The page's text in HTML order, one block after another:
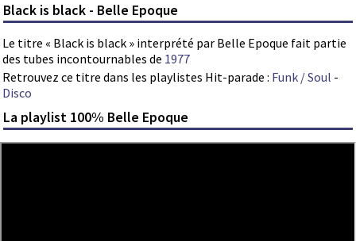
Black is black - Belle Epoque
Le titre « Black is black » interprété par Belle Epoque fait partie
des tubes incontournables de 1977
Retrouvez ce titre dans les playlistes Hit-parade : Funk / Soul -
Disco
La playlist 100% Belle Epoque